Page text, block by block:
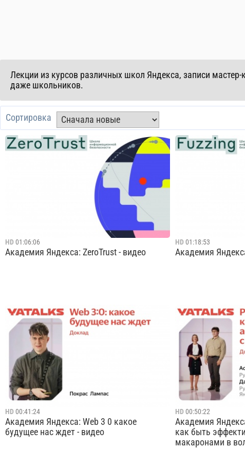
Лекции из курсов различных школ Яндекса, записи
даже школьников.
Сортировка
HD 01:06:06
Академия Яндекса: ZeroTrust - видео
На лекции разберём модель ZeroTrust:
сложности внедрения и сопровождения,
подходы, которые мы применяем в своей
практике, а также успешный и неудачный
Cмотреть видео
HD 01:18:53
Академия
Для написания
приложений
небезопасные, с
использования
рассмотрим
памяти (memory
во...
HD 00:41:24
Академия Яндекса: Web 3 0 какое
будущее нас ждет - видео
HD 00:50:22
Академия
как быть
макаронами в